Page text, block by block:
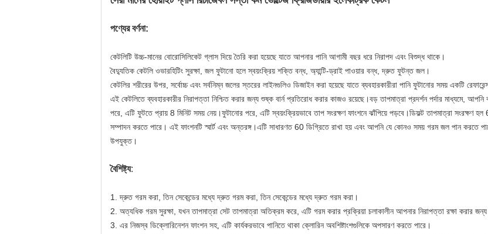
পণ্যের বর্ণনা:
কেটলিটি উচ্চ-মানের বোরোসিলিকেট গ্লাস দিয়ে তৈরি করা হয়েছে যাতে আপনার পানি আগামী বছর ধরে নিরাপদ এবং বিশুদ্ধ থাকে।
বৈদ্যুতিক কেটলি ওভারহিটিং সুরক্ষা, জল ফুটানো হলে স্বয়ংক্রিয় শক্তি বন্ধ, অ্যান্টি-ড্রাই পাওয়ার বন্ধ, দ্রুত ফুটন্ত জল।
কেটলির শরীরের উপর, সর্বোচ্চ এবং সর্বনিম্ন জলের স্তরের লাইনগুলিও ডিজাইন করা হয়েছে যাতে ব্যবহারকারীরা পানি ফুটানোর সময় একটি
এই কেটলিতে ব্যবহারকারীর নিরাপত্তা নিশ্চিত করার জন্য শুষ্ক বার্ন প্রতিরোধ করার কাজও রয়েছে।বড় তাপমাত্রা প্রদর্শন পর্দার মাধ্যমে, আপনি
পরে, এটি ফুটতে প্রায় 8 মিনিট সময় নেয়।ফুটানোর পরে, এটি স্বয়ংক্রিয়ভাবে তাপ সংরক্ষণ ফাংশনে ঝাঁপিয়ে পড়বে।ডিফল্ট তাপমাত্রা
সম্পাদন করতে পারে। এই ফাংশনটি স্মার্ট এবং অন্তরঙ্গ।এটি সাধারণত 60 ডিগ্রিতে রাখা হয় এবং আপনি যে কোনও সময় গরম জল পান করতে
উপযুক্ত।
বৈশিষ্ট্য:
1. দ্রুত গরম করা, তিন সেকেন্ডের মধ্যে দ্রুত গরম করা, তিন সেকেন্ডের মধ্যে দ্রুত গরম করা।
2. অত্যধিক গরম সুরক্ষা, যখন তাপমাত্রা সেট তাপমাত্রা অতিক্রম করে, এটি গরম করার প্রক্রিয়া চলাকালীন আপনার নিরাপত্তা রক্ষা করার
3. এর নিজস্ব ডিক্লোরিনেশন ফাংশন সহ, এটি কার্যকরভাবে পানিতে থাকা ক্লোরিন অবশিষ্টাংশগুলিকে অপসারণ করতে পারে।